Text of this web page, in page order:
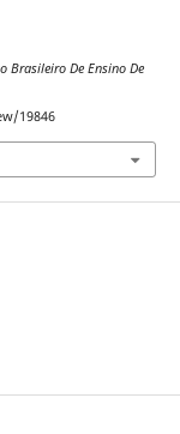
Brasileiro De Ensino De
19846